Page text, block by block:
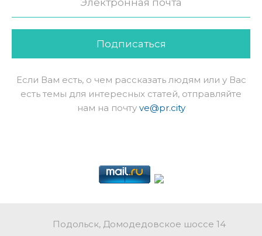
Подписаться
Если Вам есть, о чем рассказать людям или у Вас
есть темы для интересных статей, отправляйте
нам на почту ve@pr.city
Подольск, Домодедовское шоссе 14